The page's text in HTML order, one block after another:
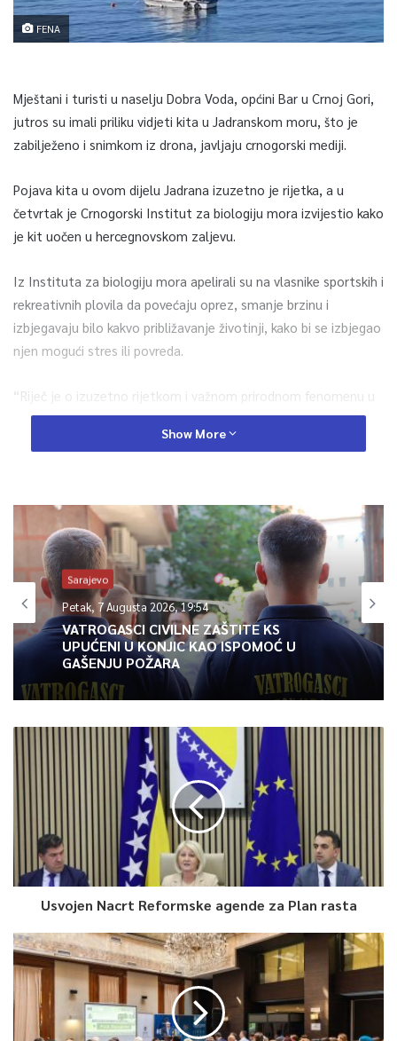
FENA
Mještani i turisti u naselju Dobra Voda, općini Bar u Crnoj Gori,
jutros su imali priliku vidjeti kita u Jadranskom moru, što je
zabilježeno i snimkom iz drona, javljaju crnogorski mediji.
Pojava kita u ovom dijelu Jadrana izuzetno je rijetka, a u
četvrtak je Crnogorski Institut za biologiju mora izvijestio kako
je kit uočen u hercegnovskom zaljevu.
Iz Instituta za biologiju mora apelirali su na vlasnike sportskih i
rekreativnih plovila da povećaju oprez, smanje brzinu i
izbjegavaju bilo kakvo približavanje životinji, kako bi se izbjegao
njen mogući stres ili povreda.
“Riječ je o izuzetno rijetkom i važnom prirodnom fenomenu u
vodama Crne Gore”, naveli su iz Instituta, podsjećajući da je
Crna Gora potpisnica međunarodnog sporazuma ACCOBAMS o
Iz Instituta naglašavaju da je kit strogo zaštićena vrsta, te da
svaka radnja koja može dovesti do njegovog uznemiravanja,
povređivanja ili ugrožavanja predstavlja kršenje zakona o
zaštiti prirode.
0
Article Rating
Show More
Sarajevo
Petak, 7 Augusta 2026, 19:54
VATROGASCI CIVILNE ZAŠTITE KS
UPUĆENI U KONJIC KAO ISPOMOĆ U
GAŠENJU POŽARA
Usvojen Nacrt Reformske agende za Plan rasta